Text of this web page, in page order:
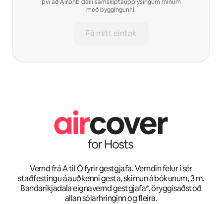
því að Airbnb deili samskiptaupplýsingum mínum
með byggingunni.
Fá mitt eintak
Vernd frá A til Ö fyrir gestgjafa. Verndin felur í sér
staðfestingu á auðkenni gesta, skimun á bókunum, 3 m.
Bandaríkjadala eignavernd gestgjafa*, öryggisaðstoð
allan sólarhringinn og fleira.